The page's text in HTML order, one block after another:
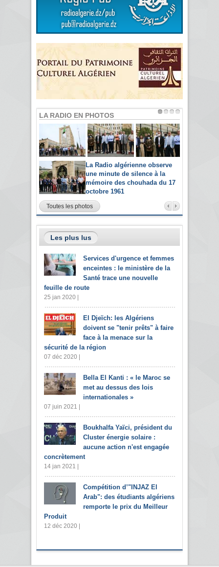
LA RADIO EN PHOTOS
La Radio algérienne observe
une minute de silence à la
mémoire des chouhada du 17
octobre 1961
Toutes les photos
Les plus lus
Services d'urgence et femmes
enceintes : le ministère de la
Santé trace une nouvelle
feuille de route
25 jan 2020 |
El Djeïch: les Algériens
doivent se "tenir prêts" à faire
face à la menace sur la
sécurité de la région
07 déc 2020 |
Bella El Kanti : « le Maroc se
met au dessus des lois
internationales »
07 juin 2021 |
Boukhalfa Yaïci, président du
Cluster énergie solaire :
aucune action n'est engagée
concrètement
14 jan 2021 |
Compétition d’"INJAZ El
Arab": des étudiants algériens
remporte le prix du Meilleur
Produit
12 déc 2020 |